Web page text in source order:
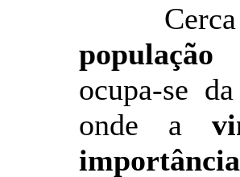
Cerca
população
ocupa-se
onde a